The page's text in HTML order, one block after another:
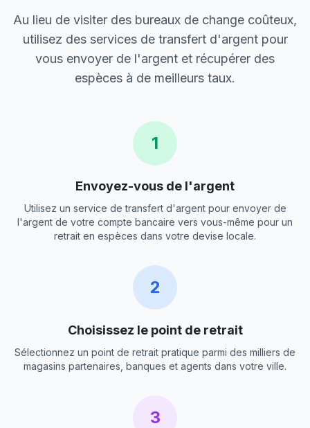
Au lieu de visiter des bureaux de change coûteux,
utilisez des services de transfert d'argent pour
vous envoyer de l'argent et récupérer des
espèces à de meilleurs taux.
1
Envoyez-vous de l'argent
Utilisez un service de transfert d'argent pour envoyer de
l'argent de votre compte bancaire vers vous-même pour un
retrait en espèces dans votre devise locale.
2
Choisissez le point de retrait
Sélectionnez un point de retrait pratique parmi des milliers de
magasins partenaires, banques et agents dans votre ville.
3